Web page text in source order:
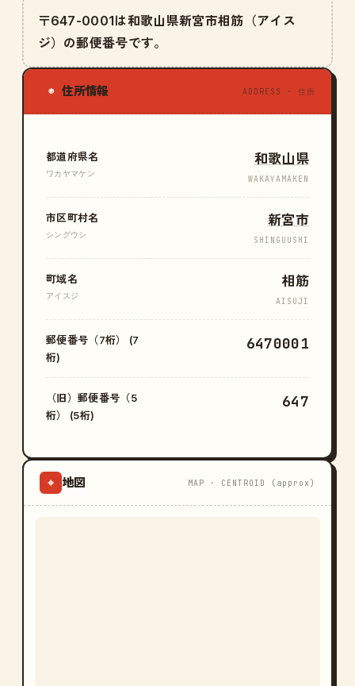
〒647-0001は和歌山県新宮市相筋（アイス
ジ）の郵便番号です。
◉ 住所情報 ADDRESS · 住所
都道府県名
ワカヤマケン
和歌山県
WAKAYAMAKEN
市区町村名
シングウシ
新宮市
SHINGUUSHI
町域名
アイスジ
相筋
AISUJI
郵便番号（7桁） (7
桁)
6470001
（旧）郵便番号（5
桁） (5桁)
647
⌖ 地図 MAP · CENTROID (approx)